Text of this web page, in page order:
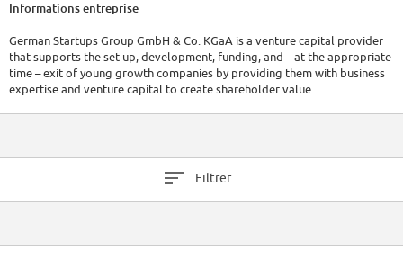
Informations entreprise
German Startups Group GmbH & Co. KGaA is a venture capital provider
that supports the set-up, development, funding, and – at the appropriate
time – exit of young growth companies by providing them with business
expertise and venture capital to create shareholder value.
Filtrer